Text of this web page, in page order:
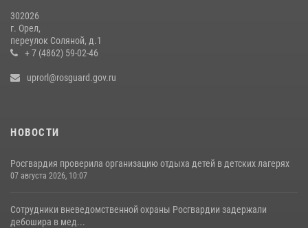
302026
г. Орел,
переулок Соляной, д.1
+ 7 (4862) 59-02-46
uprorl@rosguard.gov.ru
НОВОСТИ
Росгвардия проверила организацию отдыха детей в детских лагерях
07 августа 2026, 10:07
Сотрудники вневедомственной охраны Росгвардии задержали
дебошира в мед...